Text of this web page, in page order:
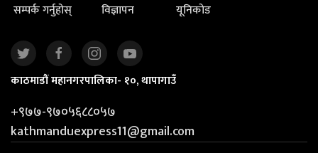
सम्पर्क गर्नुहोस्
विज्ञापन यूनिकोड
काठमाडौं महानगरपालिका- १०, थापागाउँ
+९७७-९७०५६८८०५७
kathmanduexpress11@gmail.com